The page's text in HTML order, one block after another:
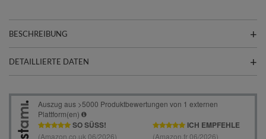
BESCHREIBUNG
DETAILLIERTE DATEN